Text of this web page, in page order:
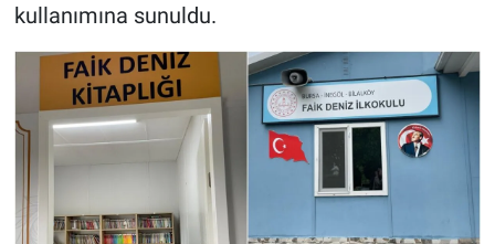
kullanımına sunuldu.